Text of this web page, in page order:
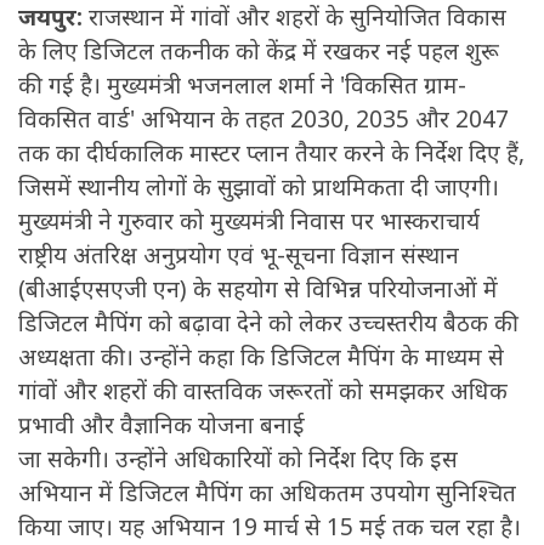
जयपुर: राजस्थान में गांवों और शहरों के सुनियोजित विकास
के लिए डिजिटल तकनीक को केंद्र में रखकर नई पहल शुरू
की गई है। मुख्यमंत्री भजनलाल शर्मा ने 'विकसित ग्राम-
विकसित वार्ड' अभियान के तहत 2030, 2035 और 2047
तक का दीर्घकालिक मास्टर प्लान तैयार करने के निर्देश दिए हैं,
जिसमें स्थानीय लोगों के सुझावों को प्राथमिकता दी जाएगी।
मुख्यमंत्री ने गुरुवार को मुख्यमंत्री निवास पर भास्कराचार्य
राष्ट्रीय अंतरिक्ष अनुप्रयोग एवं भू-सूचना विज्ञान संस्थान
(बीआईएसएजी एन) के सहयोग से विभिन्न परियोजनाओं में
डिजिटल मैपिंग को बढ़ावा देने को लेकर उच्चस्तरीय बैठक की
अध्यक्षता की। उन्होंने कहा कि डिजिटल मैपिंग के माध्यम से
गांवों और शहरों की वास्तविक जरूरतों को समझकर अधिक
प्रभावी और वैज्ञानिक योजना बनाई
जा सकेगी। उन्होंने अधिकारियों को निर्देश दिए कि इस
अभियान में डिजिटल मैपिंग का अधिकतम उपयोग सुनिश्चित
किया जाए। यह अभियान 19 मार्च से 15 मई तक चल रहा है।